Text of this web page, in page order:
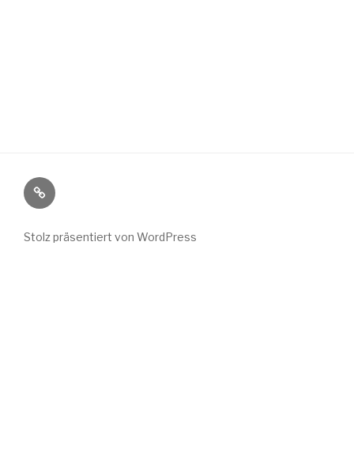
Wild
Wuchs
Instagram
Stolz präsentiert von WordPress